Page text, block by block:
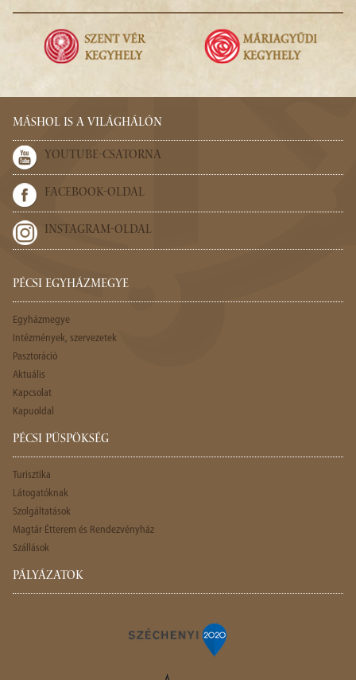
MÁSHOL IS A VILÁGHÁLÓN
YOUTUBE-CSATORNA
FACEBOOK-OLDAL
INSTAGRAM-OLDAL
PÉCSI EGYHÁZMEGYE
Egyházmegye
Intézmények, szervezetek
Pasztoráció
Aktuális
Kapcsolat
Kapuoldal
PÉCSI PÜSPÖKSÉG
Turisztika
Látogatóknak
Szolgáltatások
Magtár Étterem és Rendezvényház
Szállások
PÁLYÁZATOK